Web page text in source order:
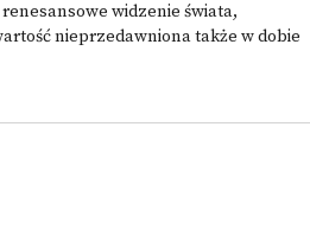
widzenie świata,
nieprzedawniona także w dobie